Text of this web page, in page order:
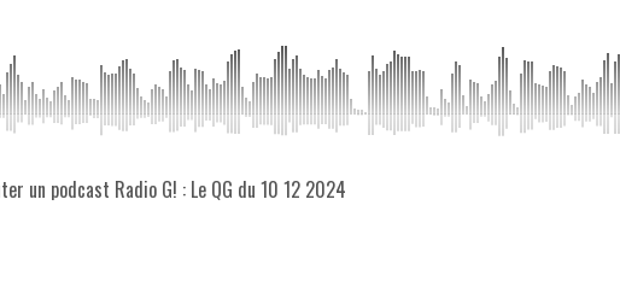
un podcast Radio G! : Le QG du 10 12 2024